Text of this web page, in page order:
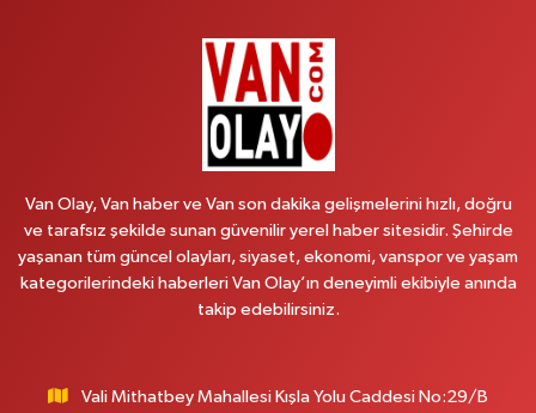
Van Olay, Van haber ve Van son dakika gelişmelerini hızlı, doğru
ve tarafsız şekilde sunan güvenilir yerel haber sitesidir. Şehirde
yaşanan tüm güncel olayları, siyaset, ekonomi, vanspor ve yaşam
kategorilerindeki haberleri Van Olay’ın deneyimli ekibiyle anında
takip edebilirsiniz.
Vali Mithatbey Mahallesi Kışla Yolu Caddesi No:29/B